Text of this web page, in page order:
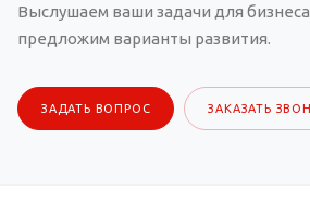
Выслушаем ваши задачи для
предложим варианты развития.
ЗАДАТЬ ВОПРОС ЗАКАЗАТЬ